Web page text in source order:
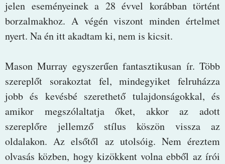
jelen eseményeinek a 28 évvel korábban történt
borzalmakhoz. A végén viszont minden értelmet
nyert. Na én itt akadtam ki, nem is kicsit.
Mason Murray egyszerűen fantasztikusan ír. Több
szereplőt sorakoztat fel, mindegyiket felruházza
jobb és kevésbé szerethető tulajdonságokkal, és
amikor megszólaltatja őket, akkor az adott
szereplőre jellemző stílus köszön vissza az
oldalakon. Az elsőtől az utolsóig. Nem éreztem
olvasás közben, hogy kizökkent volna ebből az írói